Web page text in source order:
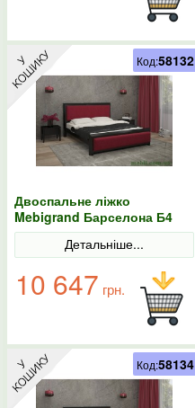
Двоспальне ліжко
Mebigrand Барселона Б4
Венге/Аляска 12 160х200
Детальніше...
10 647 грн.
Код:58132
Код:58134